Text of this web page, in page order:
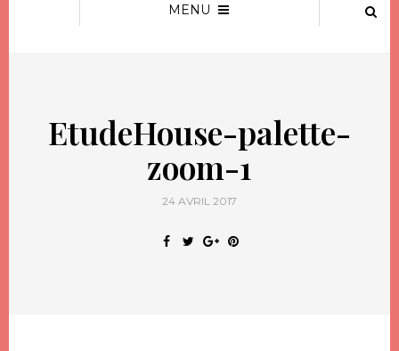
MENU
EtudeHouse-palette-
zoom-1
24 AVRIL 2017